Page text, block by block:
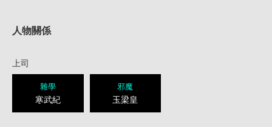
人物關係
上司
雜學
寒武紀
邪魔
玉梁皇